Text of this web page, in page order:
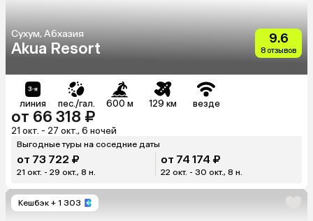
Сухум, Абхазия
Akua Resort
9.6
8 отзывов
линия пес./гал. 600 м 129 км везде
от 66 318 ₽
21 окт. - 27 окт., 6 ночей
Выгодные туры на соседние даты
от 73 722 ₽
21 окт. - 29 окт., 8 н.
от 74 174 ₽
22 окт. - 30 окт., 8 н.
Кешбэк + 1 303